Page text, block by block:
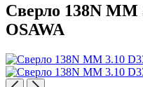
Сверло 138N MM
OSAWA